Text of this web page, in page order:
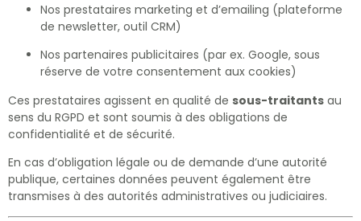
Nos prestataires marketing et d’emailing (plateforme
de newsletter, outil CRM)
Nos partenaires publicitaires (par ex. Google, sous
réserve de votre consentement aux cookies)
Ces prestataires agissent en qualité de sous-traitants au
sens du RGPD et sont soumis à des obligations de
confidentialité et de sécurité.
En cas d’obligation légale ou de demande d’une autorité
publique, certaines données peuvent également être
transmises à des autorités administratives ou judiciaires.